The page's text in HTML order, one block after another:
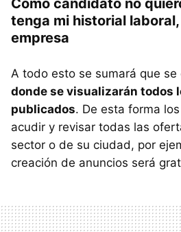
Como candidato no
tenga mi historial
empresa
A todo esto se sumará que se
donde se visualizarán todos
publicados. De esta forma
acudir y revisar todas las
sector o de su ciudad, por
creación de anuncios será